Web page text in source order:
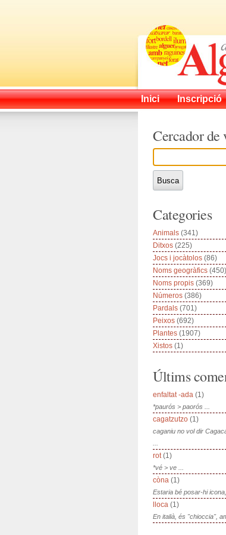
Inici Inscripció
Cercador de
Categories
Animals (341)
Ditxos (225)
Jocs i jocàtolos (86)
Noms geogràfics (450)
Noms propis (369)
Números (386)
Pardals (701)
Peixos (692)
Plantes (1907)
Xistos (1)
Últims
enfaltat -ada (1)
*paurós > paorós ...
cagatzutzo (1)
caganiu no vol dir
rot(1)
*vé > ve ...
còna (1)
Estaria bé posar-hi icona,
lloca (1)
En italià, és "chioccia",